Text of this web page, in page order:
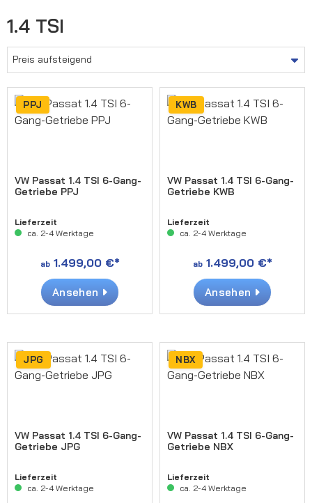
1.4 TSI
PPJ
VW Passat 1.4 TSI 6-Gang-
Getriebe PPJ
Lieferzeit
ca. 2-4 Werktage
ab1.499,00 €*
Ansehen
KWB
VW Passat 1.4 TSI 6-Gang-
Getriebe KWB
Lieferzeit
ca. 2-4 Werktage
ab1.499,00 €*
Ansehen
JPG
VW Passat 1.4 TSI 6-Gang-
Getriebe JPG
Lieferzeit
ca. 2-4 Werktage
NBX
VW Passat 1.4 TSI 6-Gang-
Getriebe NBX
Lieferzeit
ca. 2-4 Werktage